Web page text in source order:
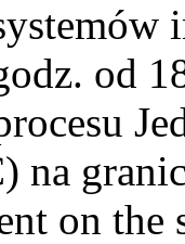
od
na
on